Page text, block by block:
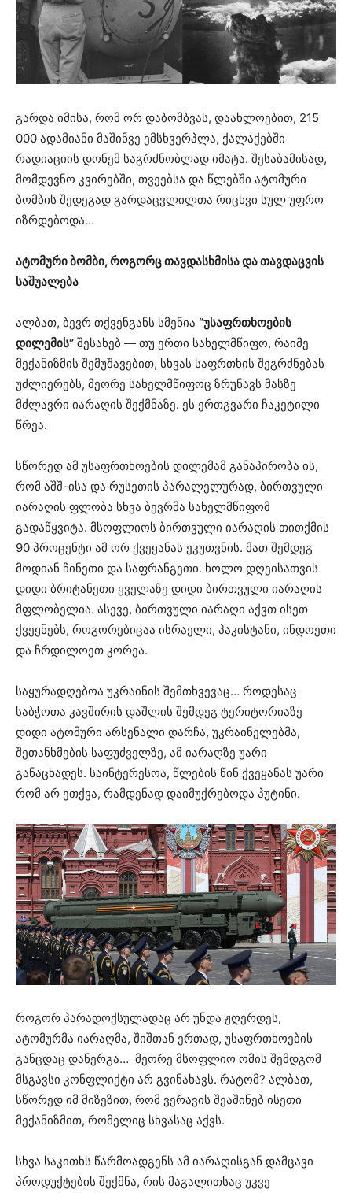
გარდა იმისა, რომ ორ დაბომბვას, დაახლოებით, 215
000 ადამიანი მაშინვე ემსხვერპლა, ქალაქებში
რადიაციის დონემ საგრძნობლად იმატა. შესაბამისად,
მომდევნო კვირებში, თვეებსა და წლებში ატომური
ბომბის შედეგად გარდაცვლილთა რიცხვი სულ უფრო
იზრდებოდა…
ატომური ბომბი, როგორც თავდასხმისა და თავდაცვის
საშუალება
ალბათ, ბევრ თქვენგანს სმენია “უსაფრთხოების
დილემის” შესახებ — თუ ერთი სახელმწიფო, რაიმე
მექანიზმის შემუშავებით, სხვას საფრთხის შეგრძნებას
უძლიერებს, მეორე სახელმწიფოც ზრუნავს მასზე
მძლავრი იარაღის შექმნაზე. ეს ერთგვარი ჩაკეტილი
წრეა.
სწორედ ამ უსაფრთხოების დილემამ განაპირობა ის,
რომ აშშ-ისა და რუსეთის პარალელურად, ბირთვული
იარაღის ფლობა სხვა ბევრმა სახელმწიფომ
გადაწყვიტა. მსოფლიოს ბირთვული იარაღის თითქმის
90 პროცენტი ამ ორ ქვეყანას ეკუთვნის. მათ შემდეგ
მოდიან ჩინეთი და საფრანგეთი. ხოლო დღეისათვის
დიდი ბრიტანეთი ყველაზე დიდი ბირთვული იარაღის
მფლობელია. ასევე, ბირთვული იარაღი აქვთ ისეთ
ქვეყნებს, როგორებიცაა ისრაელი, პაკისტანი, ინდოეთი
და ჩრდილოეთ კორეა.
საყურადღებოა უკრაინის შემთხვევაც… როდესაც
საბჭოთა კავშირის დაშლის შემდეგ ტერიტორიაზე
დიდი ატომური არსენალი დარჩა, უკრაინელებმა,
შეთანხმების საფუძველზე, ამ იარაღზე უარი
განაცხადეს. საინტერესოა, წლების წინ ქვეყანას უარი
რომ არ ეთქვა, რამდენად დაიმუქრებოდა პუტინი.
როგორ პარადოქსულადაც არ უნდა ჟღერდეს,
ატომურმა იარაღმა, შიშთან ერთად, უსაფრთხოების
განცდაც დანერგა… მეორე მსოფლიო ომის შემდგომ
მსგავსი კონფლიქტი არ გვინახავს. რატომ? ალბათ,
სწორედ იმ მიზეზით, რომ ვერავის შეაშინებ ისეთი
მექანიზმით, რომელიც სხვასაც აქვს.
სხვა საკითხს წარმოადგენს ამ იარაღისგან დამცავი
პროდუქტების შექმნა, რის მაგალითსაც უკვე